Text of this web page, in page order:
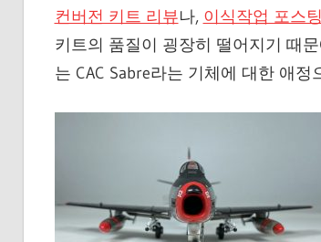
컨버전 키트 리뷰나, 이식작업 포스팅
키트의 품질이 굉장히 떨어지기 때
는 CAC Sabre라는 기체에 대한 애